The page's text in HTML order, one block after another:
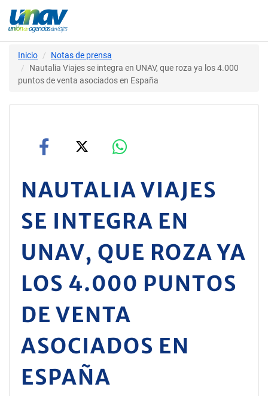
Inicio
Notas de prensa
Nautalia Viajes se integra en UNAV, que roza ya los 4.000
puntos de venta asociados en España
NAUTALIA VIAJES
SE INTEGRA EN
UNAV, QUE ROZA YA
LOS 4.000 PUNTOS
DE VENTA
ASOCIADOS EN
ESPAÑA